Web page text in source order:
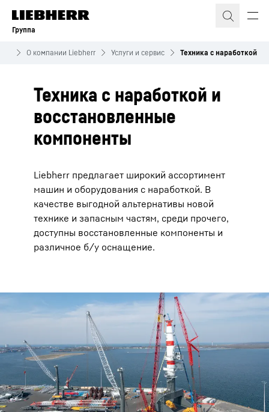
Группа
О компании Liebherr Услуги и сервис Техника с наработкой
Техника с наработкой и
восстановленные
компоненты
Liebherr предлагает широкий ассортимент
машин и оборудования с наработкой. В
качестве выгодной альтернативы новой
технике и запасным частям, среди прочего,
доступны восстановленные компоненты и
различное б/у оснащение.